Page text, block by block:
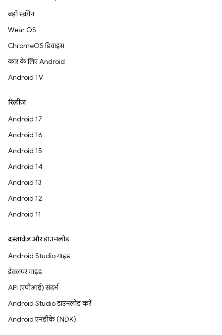
बड़ी स्क्रीन
Wear OS
ChromeOS डिवाइस
कार के लिए Android
Android TV
रिलीज़
Android 17
Android 16
Android 15
Android 14
Android 13
Android 12
Android 11
दस्तावेज़ और डाउनलोड
Android Studio गाइड
डेवलपर गाइड
API (एपीआई) संदर्भ
Android Studio डाउनलोड करें
Android एनडीके (NDK)